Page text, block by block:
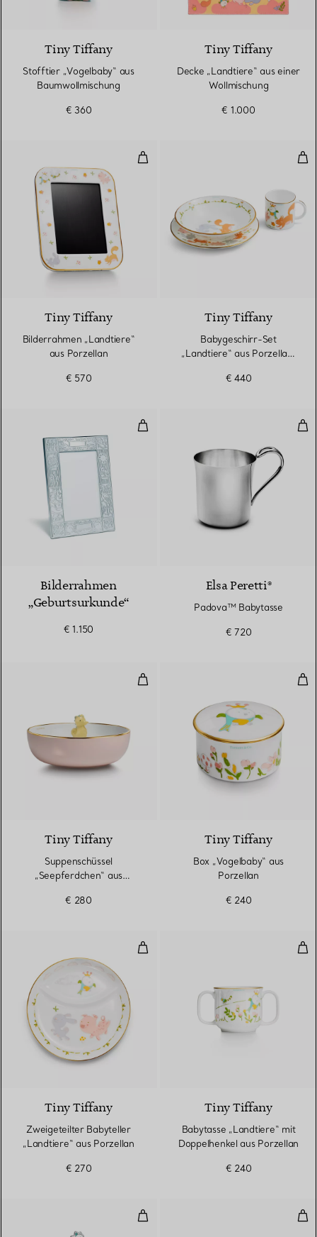
3 Farben
Tiny Tiffany
Stofftier „Vogelbaby“ aus
Baumwollmischung
€ 360
Tiny Tiffany
Decke „Landtiere“ aus einer
Wollmischung
€ 1.000
Bilderrahmen „Landtiere“ aus
Tiny Tiffany
Bilderrahmen „Landtiere“
aus Porzellan
€ 570
Tiny Tiffany
Babygeschirr-Set
„Landtiere“ aus Porzellan,
€ 440
Bilderrahmen „Geburtsurkunde“
Bilderrahmen
„Geburtsurkunde“
€ 1.150
Elsa Peretti®
Padova™ Babytasse
€ 720
Suppenschüssel
Tiny Tiffany
Suppenschüssel
„Seepferdchen“ aus
€ 280
Tiny Tiffany
Box „Vogelbaby“ aus
Porzellan
€ 240
Zweigeteilter Babyteller
Tiny Tiffany
Zweigeteilter Babyteller
„Landtiere“ aus Porzellan
€ 270
Tiny Tiffany
Babytasse „Landtiere“ mit
Doppelhenkel aus Porzellan
€ 240
Babylöffel „Seepferdchen“ in